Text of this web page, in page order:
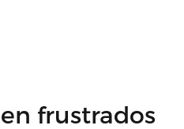
frustrados